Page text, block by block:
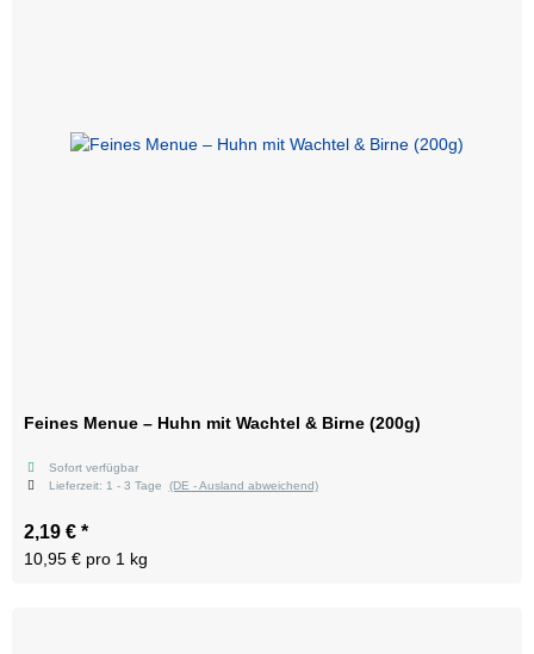
Feines Menue – Huhn mit Wachtel & Birne (200g)
Sofort verfügbar
Lieferzeit: 1 - 3 Tage (DE - Ausland abweichend)
2,19 € *
10,95 € pro 1 kg